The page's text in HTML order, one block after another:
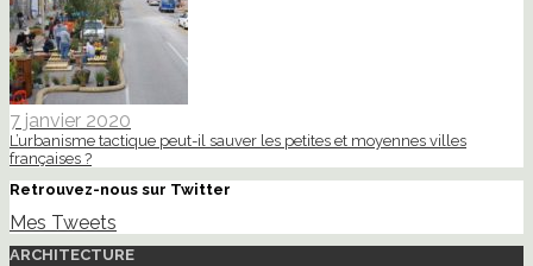
7 janvier 2020
L’urbanisme tactique peut-il sauver les petites et moyennes villes
françaises ?
Retrouvez-nous sur Twitter
Mes Tweets
ARCHITECTURE